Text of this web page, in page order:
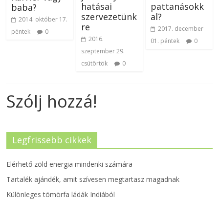
baba?
2014. október 17.
péntek
0
hatásai
szervezetünk
re
2016.
szeptember 29.
csütörtök
0
pattanásokk
al?
2017. december
01. péntek
0
Szólj hozzá!
Legfrissebb cikkek
Elérhető zöld energia mindenki számára
Tartalék ajándék, amit szívesen megtartasz magadnak
Különleges tömörfa ládák Indiából